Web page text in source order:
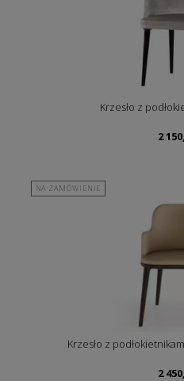
Krzesło z
2
NA ZAMÓWIENIE
Krzesło z
2